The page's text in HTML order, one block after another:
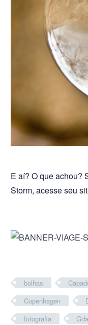
E aí? O que achou?
Storm, acesse seu
bolhas
Copenhagen
fotografia